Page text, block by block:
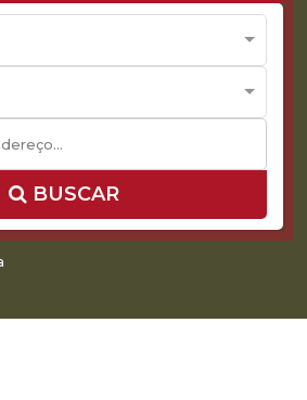
BUSCAR